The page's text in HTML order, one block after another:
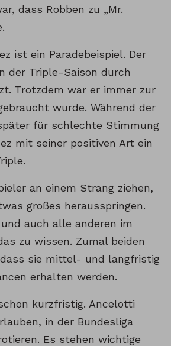
dass Robben zu „Mr.
ist ein Paradebeispiel. Der
der Triple-Saison durch
Trotzdem war er immer zur
wurde. Während der
für schlechte Stimmung
mit seiner positiven Art ein
an einem Strang ziehen,
großes herausspringen.
auch alle anderen im
zu wissen. Zumal beiden
sie mittel- und langfristig
erhalten werden.
kurzfristig. Ancelotti
in der Bundesliga
Es stehen wichtige